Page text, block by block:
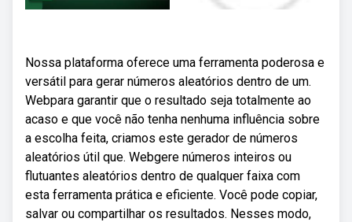
Nossa plataforma oferece uma ferramenta poderosa e
versátil para gerar números aleatórios dentro de um.
Webpara garantir que o resultado seja totalmente ao
acaso e que você não tenha nenhuma influência sobre
a escolha feita, criamos este gerador de números
aleatórios útil que. Webgere números inteiros ou
flutuantes aleatórios dentro de qualquer faixa com
esta ferramenta prática e eficiente. Você pode copiar,
salvar ou compartilhar os resultados. Nesses modo,